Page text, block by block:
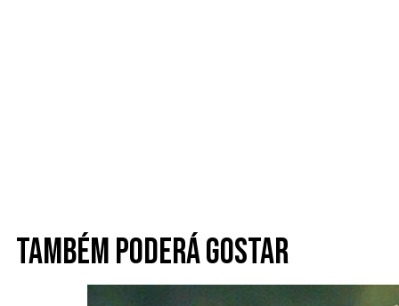
Também poderá gostar